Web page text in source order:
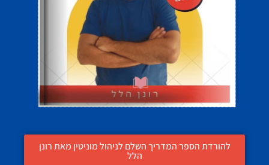
להורדת הספר המדריך השלם לניהול מוניטין מאת רונן
הלל